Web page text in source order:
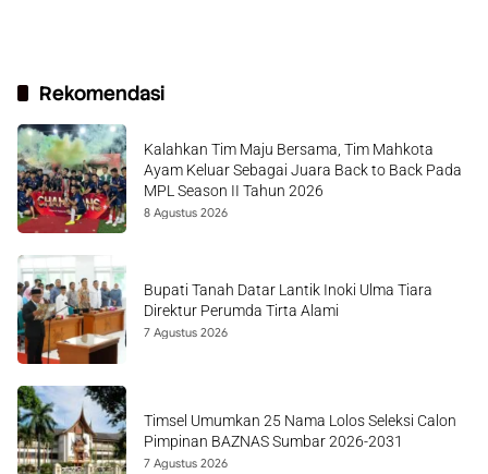
Rekomendasi
Kalahkan Tim Maju Bersama, Tim Mahkota
Ayam Keluar Sebagai Juara Back to Back Pada
MPL Season II Tahun 2026
8 Agustus 2026
Bupati Tanah Datar Lantik Inoki Ulma Tiara
Direktur Perumda Tirta Alami
7 Agustus 2026
Timsel Umumkan 25 Nama Lolos Seleksi Calon
Pimpinan BAZNAS Sumbar 2026-2031
7 Agustus 2026